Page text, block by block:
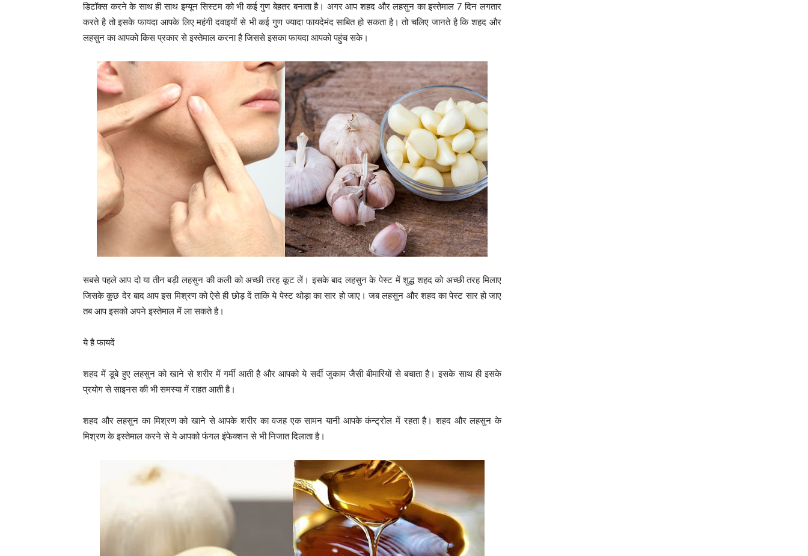
डिटॉक्स करने के साथ ही साथ इम्यून सिस्टम को भी कई गुण बेहतर बनाता है। अगर आप शहद और लहसुन का इस्तेमाल 7 दिन लगतार
करते है तो इसके फायदा आपके लिए महंगी दवाइयों से भी कई गुण ज्यादा फायदेमंद साबित हो सकता है। तो चलिए जानते है कि शहद और
लहसुन का आपको किस प्रकार से इस्तेमाल करना है जिससे इसका फायदा आपको पहुंच सके।
सबसे पहले आप दो या तीन बड़ी लहसुन की कली को अच्छी तरह कूट लें। इसके बाद लहसुन के पेस्ट में शुद्ध शहद को अच्छी तरह मिलाए
जिसके कुछ देर बाद आप इस मिश्रण को ऐसे ही छोड़ दें ताकि ये पेस्ट थोड़ा का सार हो जाए। जब लहसुन और शहद का पेस्ट सार हो जाए
तब आप इसको अपने इस्तेमाल में ला सकते है।
ये है फायदें
शहद में डूबे हुए लहसुन को खाने से शरीर में गर्मी आती है और आपको ये सर्दी जुकाम जैसी बीमारियों से बचाता है। इसके साथ ही इसके
प्रयोग से साइनस की भी समस्या में राहत आती है।
शहद और लहसुन का मिश्रण को खाने से आपके शरीर का वजह एक सामन यानी आपके कंन्ट्रोल में रहता है। शहद और लहसुन के
मिश्रण के इस्तेमाल करने से ये आपको फंगल इंफेक्शन से भी निजात दिलाता है।